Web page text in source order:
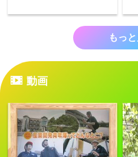
もっ
動画